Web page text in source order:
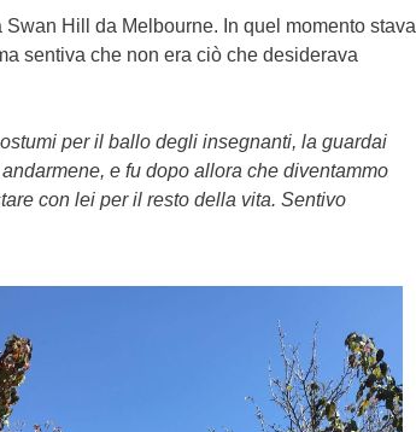
Hill da Melbourne. In quel momento stava
sentiva che non era ciò che desiderava
per il ballo degli insegnanti, la guardai
e fu dopo allora che diventammo
con lei per il resto della vita. Sentivo